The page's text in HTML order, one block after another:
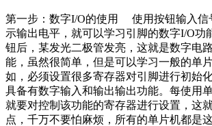
第一步：数字I/O的使用 使用按钮输入信
示输出电平，就可以学习引脚的数字I/O功
钮后，某发光二极管发亮，这就是数字电
能，虽然很简单，但是可以学习一般的单
如，必须设置很多寄存器对引脚进行初始
具备有数字输入和输出输出功能。每使用
就要对控制该功能的寄存器进行设置，这
点，千万不要怕麻烦，所有的单片机都是这